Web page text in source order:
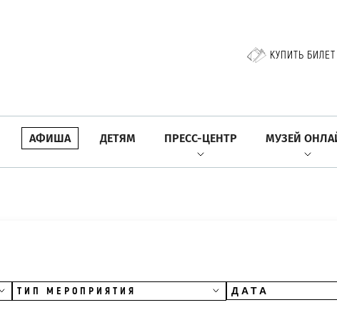
КУПИТЬ БИЛЕТ
АФИША ДЕТЯМ ПРЕСС-ЦЕНТР МУЗЕЙ
ТИП МЕРОПРИЯТИЯ